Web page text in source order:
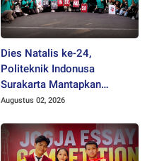
Dies Natalis ke-24,
Politeknik Indonusa
Surakarta Mantapkan
Langkah Bertransformasi
Augustus 02, 2026